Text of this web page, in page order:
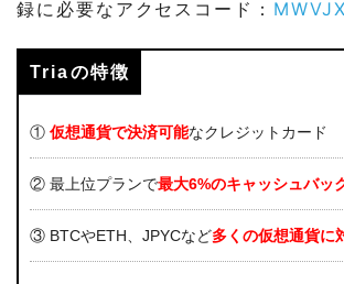
録に必要なアクセスコード：
Triaの特徴
① 仮想通貨で決済可能なクレジットカード
② 最上位プランで最大6%のキャッシュバッ
③ BTCやETH、JPYCなど多くの仮想通貨に